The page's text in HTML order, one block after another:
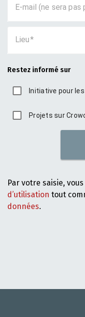
E-mail (ne sera pas
Lieu
Restez informé sur
Initiative pour
Projets sur
Par votre saisie,
d’utilisation tout
données.